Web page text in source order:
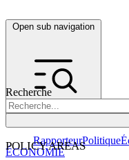
Open sub navigation
Recherche
POLICY AREAS
RapporteurPolitique
ÉCONOMIE